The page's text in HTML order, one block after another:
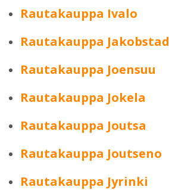
Rautakauppa Ivalo
Rautakauppa Jakobstad
Rautakauppa Joensuu
Rautakauppa Jokela
Rautakauppa Joutsa
Rautakauppa Joutseno
Rautakauppa Jyrinki